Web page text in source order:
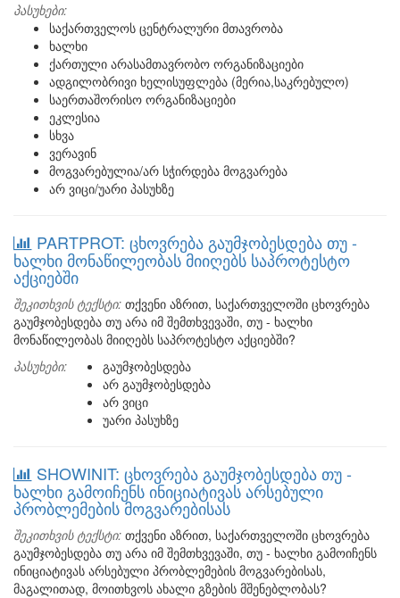
პასუხები:
საქართველოს ცენტრალური მთავრობა
ხალხი
ქართული არასამთავრობო ორგანიზაციები
ადგილობრივი ხელისუფლება (მერია,საკრებულო)
საერთაშორისო ორგანიზაციები
ეკლესია
სხვა
ვერავინ
მოგვარებულია/არ სჭირდება მოგვარება
არ ვიცი/უარი პასუხზე
PARTPROT: ცხოვრება გაუმჯობესდება თუ -
ხალხი მონაწილეობას მიიღებს საპროტესტო
აქციებში
შეკითხვის ტექსტი: თქვენი აზრით, საქართველოში ცხოვრება
გაუმჯობესდება თუ არა იმ შემთხვევაში, თუ - ხალხი
მონაწილეობას მიიღებს საპროტესტო აქციებში?
პასუხები:
გაუმჯობესდება
არ გაუმჯობესდება
არ ვიცი
უარი პასუხზე
SHOWINIT: ცხოვრება გაუმჯობესდება თუ -
ხალხი გამოიჩენს ინიციატივას არსებული
პრობლემების მოგვარებისას
შეკითხვის ტექსტი: თქვენი აზრით, საქართველოში ცხოვრება
გაუმჯობესდება თუ არა იმ შემთხვევაში, თუ - ხალხი გამოიჩენს
ინიციატივას არსებული პრობლემების მოგვარებისას,
მაგალითად, მოითხვოს ახალი გზების მშენებლობას?